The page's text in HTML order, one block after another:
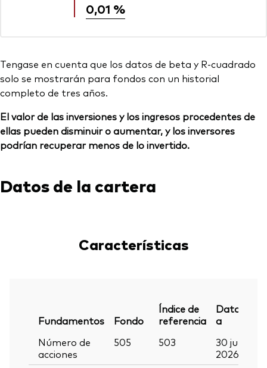
0,01 %
Tengase en cuenta que los datos de beta y R-cuadrado
solo se mostrarán para fondos con un historial
completo de tres años.
El valor de las inversiones y los ingresos procedentes de
ellas pueden disminuir o aumentar, y los inversores
podrían recuperar menos de lo invertido.
Datos de la cartera
Características
Fundamentos Fondo
Índice de
referencia
Datos
a
Número de
acciones
505 503
30 jun
2026